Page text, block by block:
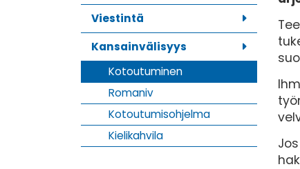
Viestintä
Kansainvälisyys
Kotoutuminen
Romaniv
Kotoutumisohjelma
Kielikahvila